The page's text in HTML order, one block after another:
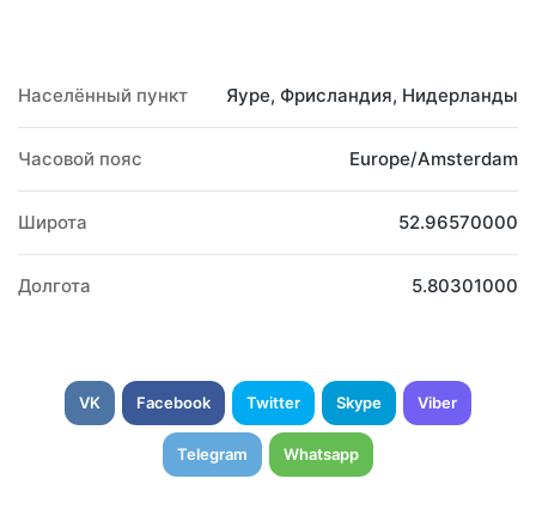
Населённый пункт Яуре, Фрисландия, Нидерланды
Часовой пояс Europe/Amsterdam
Широта 52.96570000
Долгота 5.80301000
VK Facebook Twitter Skype Viber
Telegram Whatsapp